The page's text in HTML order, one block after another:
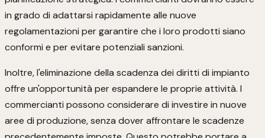
in grado di adattarsi rapidamente alle nuove
regolamentazioni per garantire che i loro prodotti siano
conformi e per evitare potenziali sanzioni.
Inoltre, l'eliminazione della scadenza dei diritti di impianto
offre un'opportunità per espandere le proprie attività. I
commercianti possono considerare di investire in nuove
aree di produzione, senza dover affrontare le scadenze